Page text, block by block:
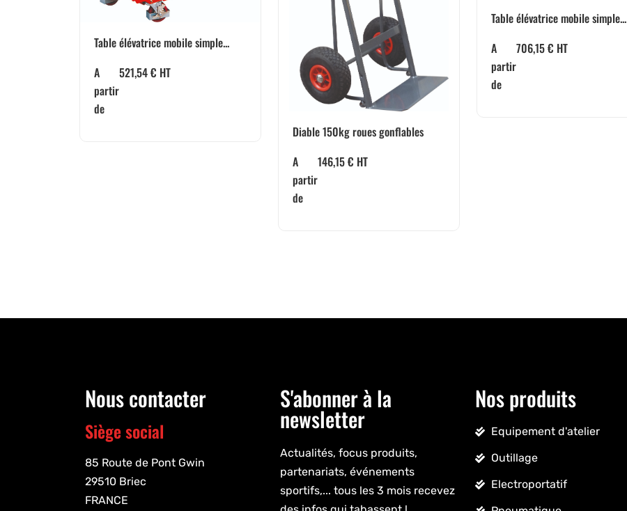
Table élévatrice mobile simple...
A
partir
de
521,54€ HT
Diable 150kg roues gonflables
A
partir
de
146,15€ HT
Table élévatrice mobile simple...
A
partir
de
706,15€ HT
Nous contacter
Siège social
85 Route de Pont Gwin
29510 Briec
FRANCE
S'abonner à la
newsletter
Actualités, focus produits,
partenariats, événements
sportifs,... tous les 3 mois recevez
Nos produits
Equipement d'atelier
Outillage
Electroportatif